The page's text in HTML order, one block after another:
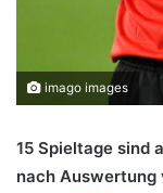
imago images
15 Spieltage sind
nach Auswertung